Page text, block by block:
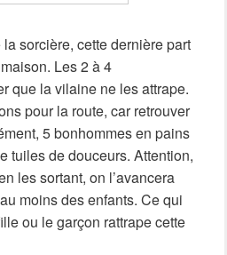
sorcière, cette dernière part
Les 2 à 4
que la vilaine ne les attrape.
pour la route, car retrouver
5 bonhommes en pains
tuiles de douceurs. Attention,
les sortant, on l’avancera
moins des enfants. Ce qui
ou le garçon rattrape cette